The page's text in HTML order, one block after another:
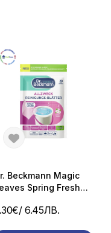
/ 6.45ЛВ.
Beckmann Magic
Spring Fresh
под 20 бр